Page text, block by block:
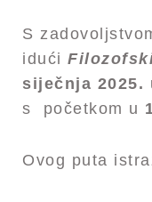
S
idući
siječnja 2025.
s početkom u
Ovog puta